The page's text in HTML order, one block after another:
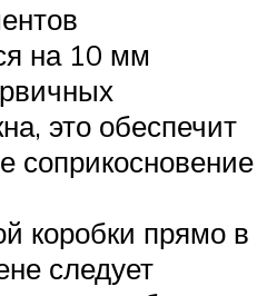
на 10 мм
это обеспечит
соприкосновение
коробки прямо в
следует